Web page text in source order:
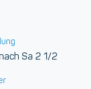
Sa 2 1/2